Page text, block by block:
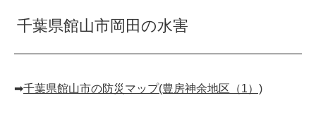
千葉県館山市岡田の水害
➡︎千葉県館山市の防災マップ(豊房神余地区（1）)